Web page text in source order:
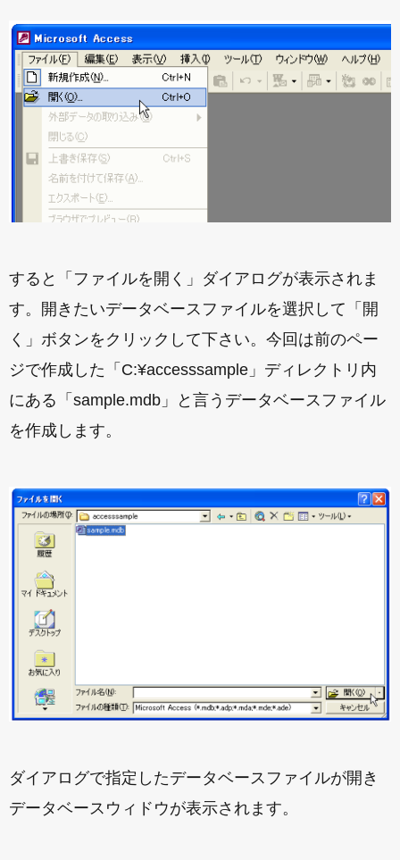
すると「ファイルを開く」ダイアログが表示されま
す。開きたいデータベースファイルを選択して「開
く」ボタンをクリックして下さい。今回は前のペー
ジで作成した「C:¥accesssample」ディレクトリ内
にある「sample.mdb」と言うデータベースファイル
を作成します。
ダイアログで指定したデータベースファイルが開き
データベースウィドウが表示されます。